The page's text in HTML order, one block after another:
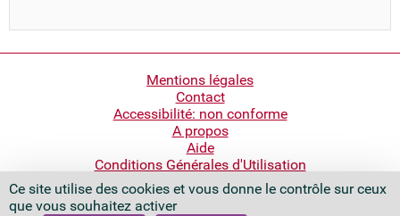
Ce site utilise des cookies et vous donne le contrôle sur ceux
que vous souhaitez activer
Mentions légales
Contact
Accessibilité: non conforme
A propos
Aide
Conditions Générales d'Utilisation
Bibliothèque nationale de France
Quai François Mauriac